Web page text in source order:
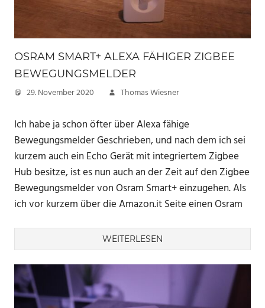
OSRAM SMART+ ALEXA FÄHIGER ZIGBEE
BEWEGUNGSMELDER
29. November 2020 Thomas Wiesner
Ich habe ja schon öfter über Alexa fähige
Bewegungsmelder Geschrieben, und nach dem ich sei
kurzem auch ein Echo Gerät mit integriertem Zigbee
Hub besitze, ist es nun auch an der Zeit auf den Zigbee
Bewegungsmelder von Osram Smart+ einzugehen. Als
ich vor kurzem über die Amazon.it Seite einen Osram
WEITERLESEN